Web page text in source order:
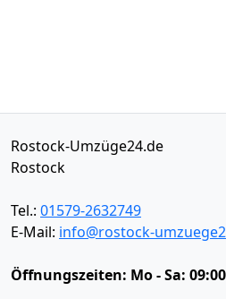
Rostock-Umzüge24.de
Rostock
Tel.: 01579-2632749
E-Mail: info@rostock-
Öffnungszeiten: Mo - Sa: